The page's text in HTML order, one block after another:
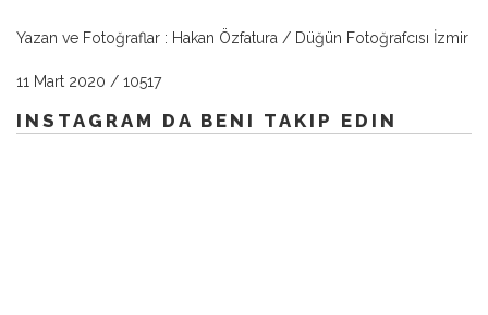
Yazan ve Fotoğraflar : Hakan Özfatura / Düğün Fotoğrafcısı İzmir
11 Mart 2020 / 10517
INSTAGRAM DA BENI TAKIP EDIN